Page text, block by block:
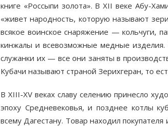
книге «Россыпи золота». В XII веке Абу-
«живет народность, которую называют
всякое воинское снаряжение — кольчуги,
кинжалы и всевозможные медные
служанки их — все они заняты в
Кубачи называют страной Зерихгеран, то
В XIII-XV веках славу селению принесло
эпоху Средневековья, и позднее котлы
всему Дагестану. Товар находил